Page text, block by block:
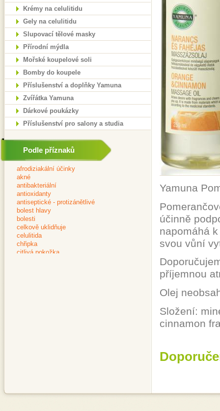
Krémy na celulitidu
Gely na celulitidu
Slupovací tělové masky
Přírodní mýdla
Mořské koupelové soli
Bomby do koupele
Příslušenství a doplňky Yamuna
Zvířátka Yamuna
Dárkové poukázky
Příslušenství pro salony a studia
Podle příznaků
Yamuna
účinně
napomáhá
svou vůní
příjemnou
Olej
Složení:
cinnamon